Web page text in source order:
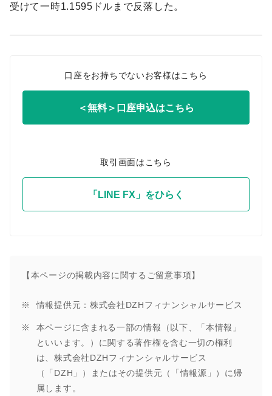
受けて一時1.1595ドルまで反落した。
口座をお持ちでないお客様はこちら
＜無料＞口座申込はこちら
取引画面はこちら
「LINE FX」をひらく
【本ページの掲載内容に関するご留意事項】
情報提供元：株式会社DZHフィナンシャルサービス
本ページに含まれる一部の情報（以下、「本情報」
といいます。）に関する著作権を含む一切の権利
は、株式会社DZHフィナンシャルサービス
（「DZH」）またはその提供元（「情報源」）に帰
属します。